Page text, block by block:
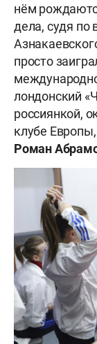
нём
дела, судя по
просто
лондонский
россиянкой,
клубе
Роман